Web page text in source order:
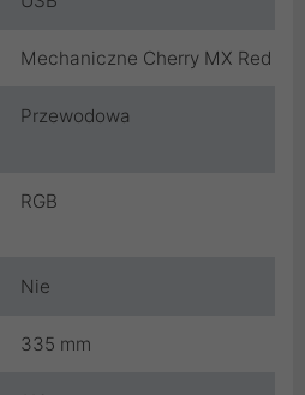
Mechaniczne Cherry MX Red
Przewodowa
RGB
Nie
335 mm